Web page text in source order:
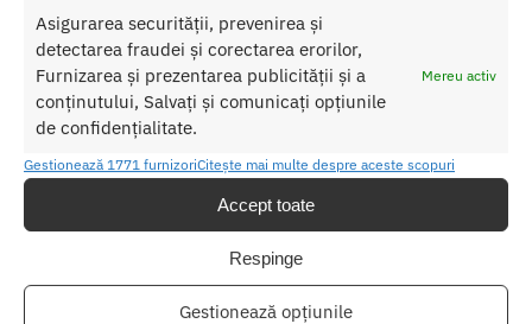
Asigurarea securității, prevenirea și
detectarea fraudei și corectarea erorilor,
Furnizarea și prezentarea publicității și a
conținutului, Salvați și comunicați opțiunile
de confidențialitate.
Mereu activ
Gestionează 1771 furnizoriCitește mai multe despre aceste scopuri
Accept toate
Respinge
Gestionează opțiunile
SKU:
4061504002231
Categorii:
COSMETICE SI IGIENA
Igiena si intretinere
Etichetă:
Cupa Menstruala Feel secure light blue
Produse similare